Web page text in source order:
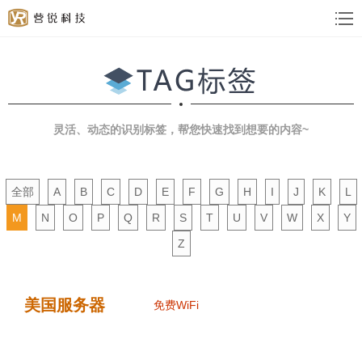
灵活、动态的识别标签，帮您快速找到想要的内容~
全部 A B C D E F G H I J K
L
M
N O P Q R S T U V W X
Y
Z
美国服务器 免费WiFi